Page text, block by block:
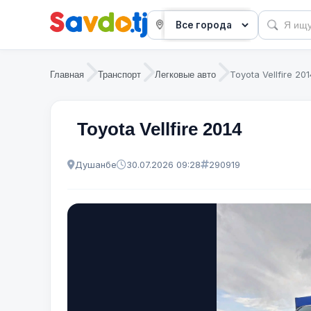
Главная Транспорт Легковые авто Toyota Vellfire
Toyota Vellfire 2014
Душанбе 30.07.2026 09:28 290919